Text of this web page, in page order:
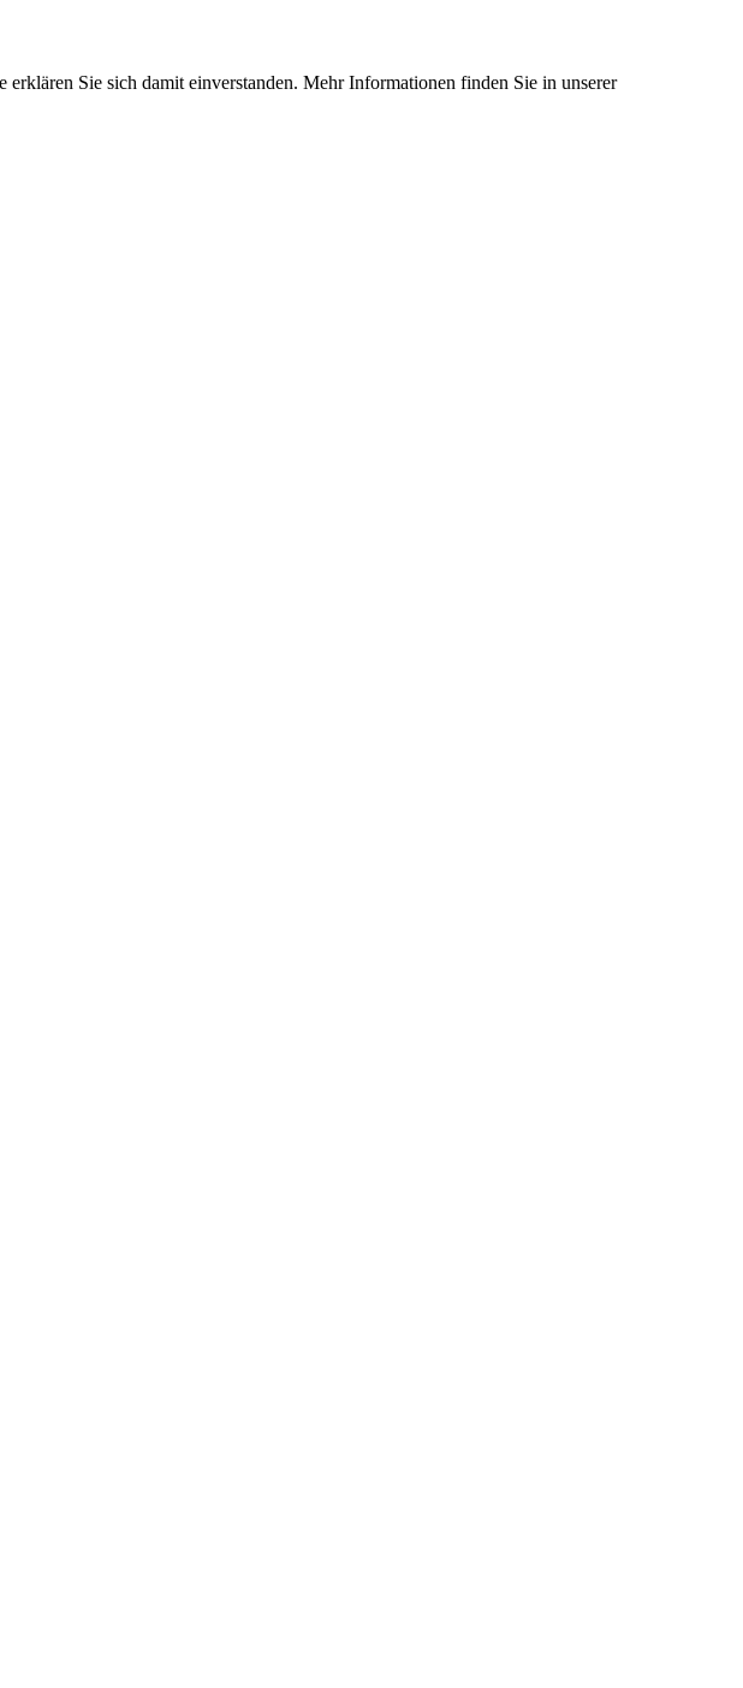
Sie sich damit einverstanden. Mehr Informationen finden Sie in unserer